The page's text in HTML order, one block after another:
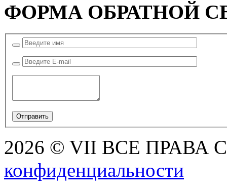
ФОРМА ОБРАТНОЙ
2026 © VII ВСЕ ПРАВА
конфиденциальности